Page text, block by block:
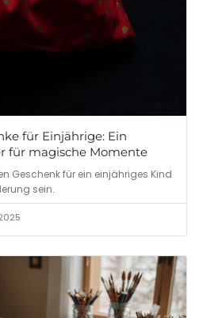
für Einjährige: Ein
für magische Momente
Geschenk für ein einjähriges Kind
sein.